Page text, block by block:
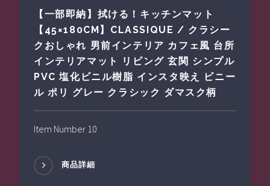
【一部即納】拭ける！キッチンマット
【45×180CM】CLASSIQUE / クラシー
クおしゃれ 男前インテリア カフェ風 台所
インテリアマット リビング 玄関 シンプル
PVC 塩化ビニル樹脂 インスタ映え ビニー
ル ポリ グレー クラシック ダマスク柄
Item Number 10
商品詳細